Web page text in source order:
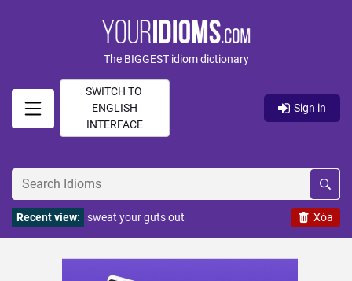
The BIGGEST idiom dictionary
SWITCH TO
ENGLISH
INTERFACE
Sign in
Xóa
Recent view: sweat your guts out